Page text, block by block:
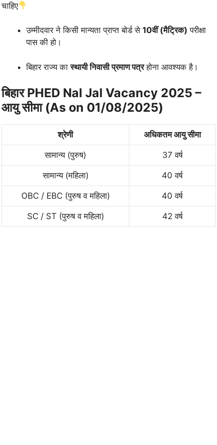
चाहिए
उम्मीदवार ने किसी मान्यता प्राप्त बोर्ड से 10वीं (मैट्रिक) परीक्षा
पास की हो।
बिहार राज्य कास्थायी निवासी प्रमाण पत्रहोना आवश्यक है।
बिहार PHED Nal Jal Vacancy 2025 –
आयु सीमा (As on 01/08/2025)
श्रेणी अधिकतम आयु सीमा
सामान्य (पुरुष) 37 वर्ष
सामान्य (महिला) 40 वर्ष
OBC / EBC (पुरुष व महिला) 40 वर्ष
SC / ST (पुरुष व महिला) 42 वर्ष